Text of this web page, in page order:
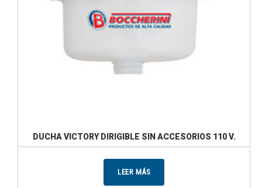
DUCHA VICTORY DIRIGIBLE SIN ACCESORIOS 110 V.
LEER MÁS